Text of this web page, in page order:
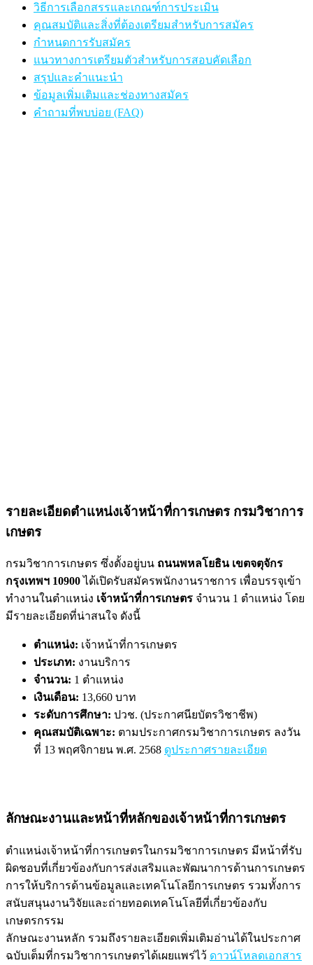
วิธีการเลือกสรรและเกณฑ์การประเมิน
คุณสมบัติและสิ่งที่ต้องเตรียมสำหรับการสมัคร
กำหนดการรับสมัคร
แนวทางการเตรียมตัวสำหรับการสอบคัดเลือก
สรุปและคำแนะนำ
ข้อมูลเพิ่มเติมและช่องทางสมัคร
คำถามที่พบบ่อย (FAQ)
รายละเอียดตำแหน่งเจ้าหน้าที่การเกษตร กรมวิชาการ
เกษตร
กรมวิชาการเกษตร ซึ่งตั้งอยู่บน ถนนพหลโยธิน เขตจตุจักร
กรุงเทพฯ 10900ได้เปิดรับสมัครพนักงานราชการ เพื่อบรรจุเข้า
ทำงานในตำแหน่ง เจ้าหน้าที่การเกษตร จำนวน 1 ตำแหน่ง โดย
มีรายละเอียดที่น่าสนใจ ดังนี้
ตำแหน่ง: เจ้าหน้าที่การเกษตร
ประเภท: งานบริการ
จำนวน: 1 ตำแหน่ง
เงินเดือน: 13,660 บาท
ระดับการศึกษา: ปวช. (ประกาศนียบัตรวิชาชีพ)
คุณสมบัติเฉพาะ: ตามประกาศกรมวิชาการเกษตร ลงวัน
ที่ 13 พฤศจิกายน พ.ศ. 2568 ดูประกาศรายละเอียด
ลักษณะงานและหน้าที่หลักของเจ้าหน้าที่การเกษตร
ตำแหน่งเจ้าหน้าที่การเกษตรในกรมวิชาการเกษตร มีหน้าที่รับ
ผิดชอบที่เกี่ยวข้องกับการส่งเสริมและพัฒนาการด้านการเกษตร
การให้บริการด้านข้อมูลและเทคโนโลยีการเกษตร รวมทั้งการ
สนับสนุนงานวิจัยและถ่ายทอดเทคโนโลยีที่เกี่ยวข้องกับ
เกษตรกรรม
ลักษณะงานหลัก รวมถึงรายละเอียดเพิ่มเติมอ่านได้ในประกาศ
ฉบับเต็มที่กรมวิชาการเกษตรได้เผยแพร่ไว้ ดาวน์โหลดเอกสาร